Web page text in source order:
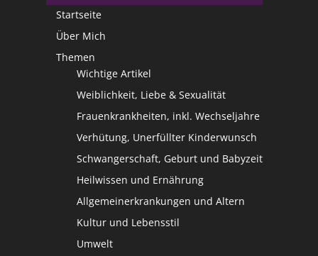
Startseite
Über Mich
Themen
Wichtige Artikel
Weiblichkeit, Liebe & Sexualität
Frauenkrankheiten, inkl. Wechseljahre
Verhütung, Unerfüllter Kinderwunsch
Schwangerschaft, Geburt und Babyzeit
Heilwissen und Ernährung
Allgemeinerkrankungen und Altern
Kultur und Lebensstil
Umwelt